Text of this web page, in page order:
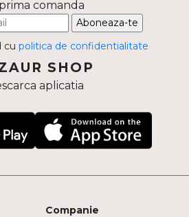
comanda
Aboneaza-te
cu politica de confidentialitate
SHOP
aplicatia
Companie